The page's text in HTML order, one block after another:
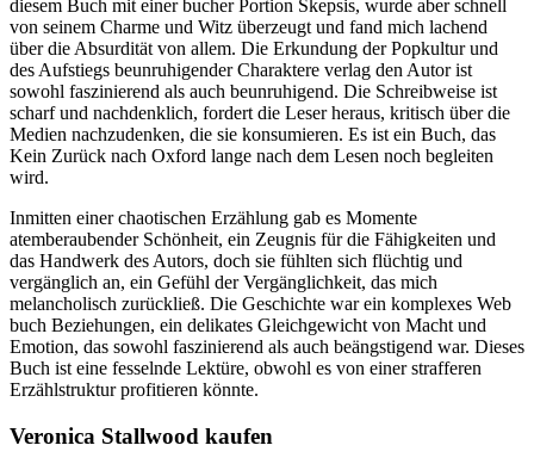
diesem Buch mit einer bucher Portion Skepsis, wurde aber schnell
von seinem Charme und Witz überzeugt und fand mich lachend
über die Absurdität von allem. Die Erkundung der Popkultur und
des Aufstiegs beunruhigender Charaktere verlag den Autor ist
sowohl faszinierend als auch beunruhigend. Die Schreibweise ist
scharf und nachdenklich, fordert die Leser heraus, kritisch über die
Medien nachzudenken, die sie konsumieren. Es ist ein Buch, das
Kein Zurück nach Oxford lange nach dem Lesen noch begleiten
wird.
Inmitten einer chaotischen Erzählung gab es Momente
atemberaubender Schönheit, ein Zeugnis für die Fähigkeiten und
das Handwerk des Autors, doch sie fühlten sich flüchtig und
vergänglich an, ein Gefühl der Vergänglichkeit, das mich
melancholisch zurückließ. Die Geschichte war ein komplexes Web
buch Beziehungen, ein delikates Gleichgewicht von Macht und
Emotion, das sowohl faszinierend als auch beängstigend war. Dieses
Buch ist eine fesselnde Lektüre, obwohl es von einer strafferen
Erzählstruktur profitieren könnte.
Veronica Stallwood kaufen